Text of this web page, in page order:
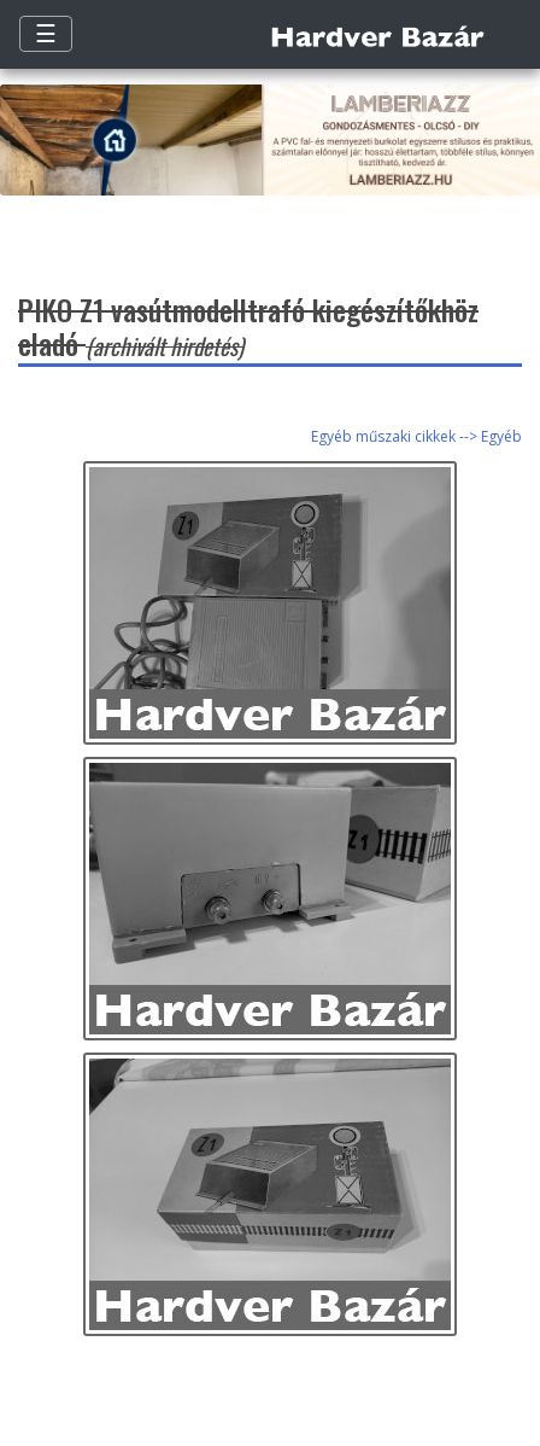
☰
PIKO Z1 vasútmodelltrafó kiegészítőkhöz
eladó(archivált hirdetés)
Egyéb műszaki cikkek --> Egyéb